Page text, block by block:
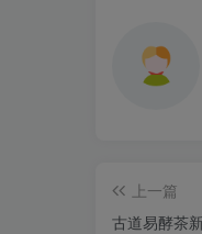
上一篇
古道易酵茶